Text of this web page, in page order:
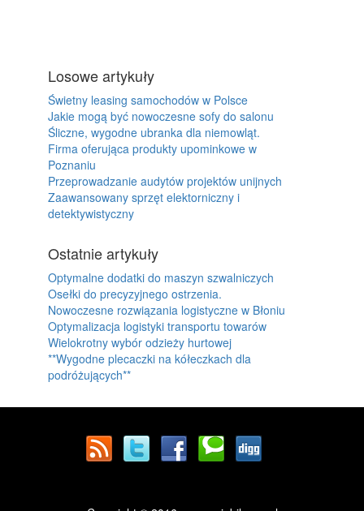
Losowe artykuły
Świetny leasing samochodów w Polsce
Jakie mogą być nowoczesne sofy do salonu
Śliczne, wygodne ubranka dla niemowląt.
Firma oferująca produkty upominkowe w
Poznaniu
Przeprowadzanie audytów projektów unijnych
Zaawansowany sprzęt elektorniczny i
detektywistyczny
Ostatnie artykuły
Optymalne dodatki do maszyn szwalniczych
Osełki do precyzyjnego ostrzenia.
Nowoczesne rozwiązania logistyczne w Błoniu
Optymalizacja logistyki transportu towarów
Wielokrotny wybór odzieży hurtowej
**Wygodne plecaczki na kółeczkach dla
podróżujących**